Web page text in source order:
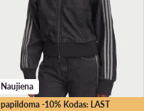
papildoma -10% Kodas: LAST
Naujiena